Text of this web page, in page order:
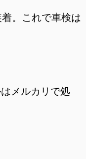
。これで車検は
メルカリで処